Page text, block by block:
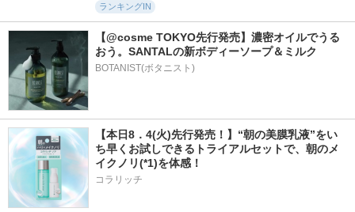
ランキングIN
【@cosme TOKYO先行発売】濃密オイルでうる
おう。SANTALの新ボディーソープ＆ミルク
BOTANIST(ボタニスト)
【本日8．4(火)先行発売！】“朝の美膜乳液”をい
ち早くお試しできるトライアルセットで、朝のメ
イクノリ(*1)を体感！
コラリッチ